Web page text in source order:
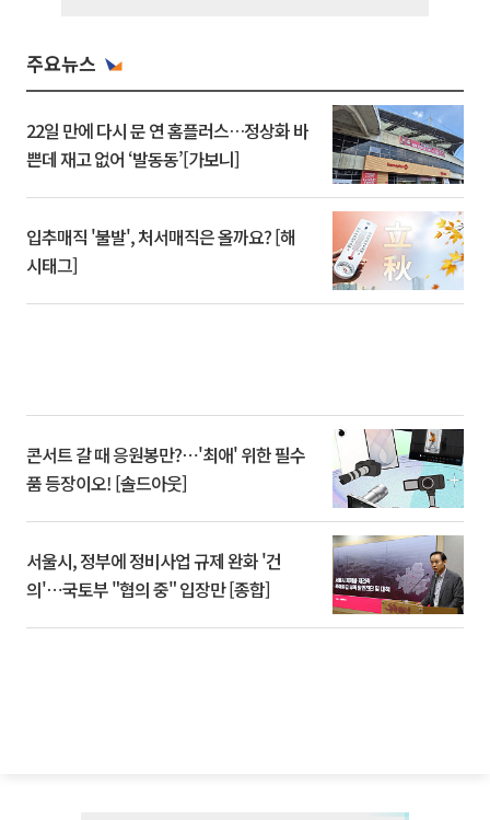
주요뉴스
22일 만에 다시 문 연 홈플러스…정상화 바
쁜데 재고 없어 ‘발동동’[가보니]
입추매직 '불발', 처서매직은 올까요? [해
시태그]
콘서트 갈 때 응원봉만?⋯'최애' 위한 필수
품 등장이오! [솔드아웃]
서울시, 정부에 정비사업 규제 완화 '건
의'⋯국토부 "협의 중" 입장만 [종합]